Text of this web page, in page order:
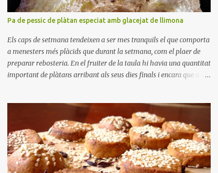
Pa de pessic de plàtan especiat amb glacejat de llimona
Els caps de setmana tendeixen a ser mes tranquils el que comporta
a menesters més plàcids que durant la setmana, com el plaer de
preparar rebosteria. En el fruiter de la taula hi havia una quantitat
important de plàtans arribant als seus dies finals i encara que a
Sempre és benvingut tenir alguna cosa dolça per apaivagar un
antull, o acompanyant un cafè per esmorzar o berenar. La meva
parella em va dir que trobava a faltar els melindros que preparava
la seva mare ja que tenien la particularitat que els plàtans estaven
tallats en trossets, i no aixafats i fets puré. Aquesta tècnica té la
particularitat que el pastís queda més sucós i fa més difícil que es